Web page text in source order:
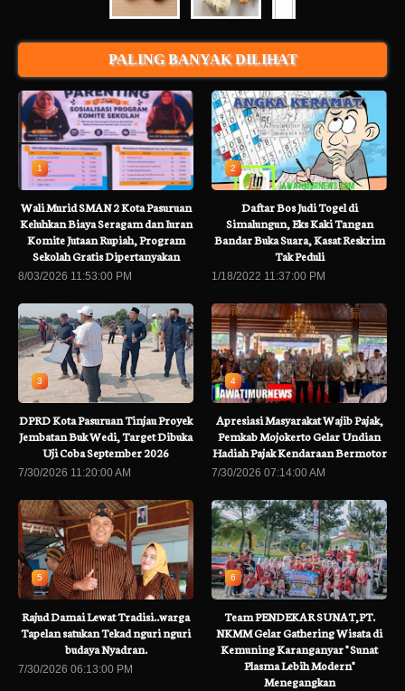
PALING BANYAK DILIHAT
1
Wali Murid SMAN 2 Kota Pasuruan
Keluhkan Biaya Seragam dan Iuran
Komite Jutaan Rupiah, Program
Sekolah Gratis Dipertanyakan
8/03/2026 11:53:00 PM
2
Daftar Bos Judi Togel di
Simalungun, Eks Kaki Tangan
Bandar Buka Suara, Kasat Reskrim
Tak Peduli
1/18/2022 11:37:00 PM
3
DPRD Kota Pasuruan Tinjau Proyek
Jembatan Buk Wedi, Target Dibuka
Uji Coba September 2026
7/30/2026 11:20:00 AM
4
Apresiasi Masyarakat Wajib Pajak,
Pemkab Mojokerto Gelar Undian
Hadiah Pajak Kendaraan Bermotor
7/30/2026 07:14:00 AM
5
Rajud Damai Lewat Tradisi..warga
Tapelan satukan Tekad nguri nguri
budaya Nyadran.
7/30/2026 06:13:00 PM
6
Team PENDEKAR SUNAT,PT.
NKMM Gelar Gathering Wisata di
Kemuning Karanganyar " Sunat
Plasma Lebih Modern"
Menegangkan